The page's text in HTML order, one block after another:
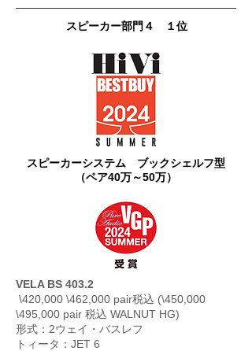
スピーカー部門４ １位
スピーカーシステム ブックシェルフ型
​（ペア40万～50万）
VELA BS 403.2
\420,000 \462,000 pair税込 (\450,000
\495,000 pair 税込 WALNUT HG)
形式：2ウェイ・バスレフ
トィータ：JET 6